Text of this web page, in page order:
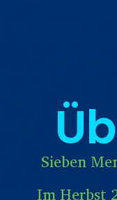
Sieben
Im Herbst